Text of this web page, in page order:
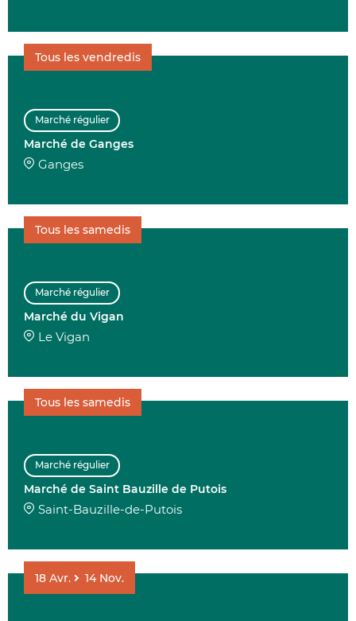
Marché régulier
Marché de Ganges
Ganges
Tous les vendredis
Marché régulier
Marché du Vigan
Le Vigan
Tous les samedis
Marché régulier
Marché de Saint Bauzille de Putois
Saint-Bauzille-de-Putois
Tous les samedis
18 Avr. 14 Nov.